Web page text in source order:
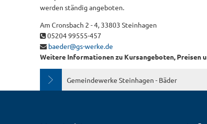
werden ständig angeboten.
Am Cronsbach 2 - 4, 33803 Steinhagen
05204 99555-457
baeder@gs-werke.de
Weitere Informationen zu Kursangeboten, Preisen
Gemeindewerke Steinhagen - Bäder